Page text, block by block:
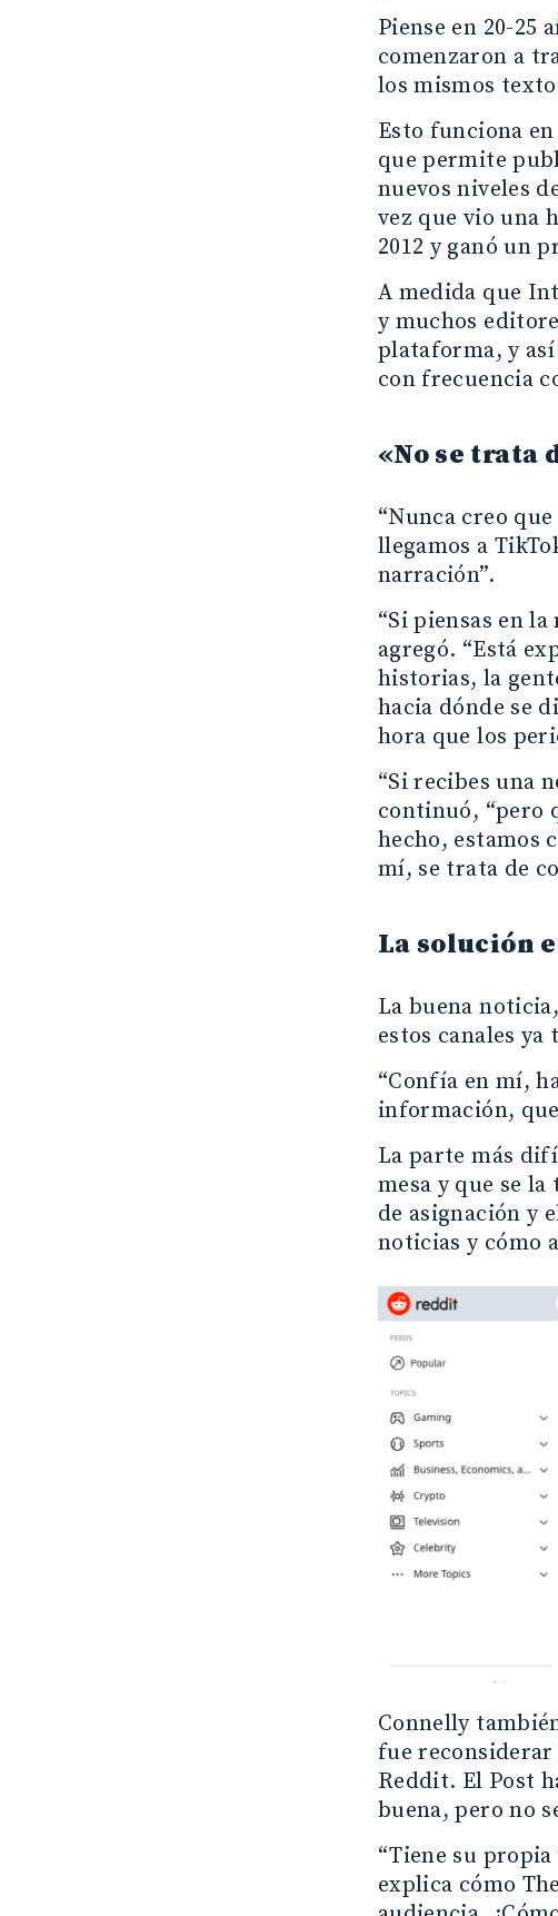
Piense en 20-25
comenzaron a
los mismos
Esto funciona
que permite
nuevos niveles
vez que vio una
2012 y ganó un
A medida que
y muchos
plataforma, y
con frecuencia
«No se trata
“Nunca creo
llegamos a
narración”.
“Si piensas en
agregó. “Está
historias, la
hacia dónde se
hora que los
“Si recibes una
continuó, “pero
hecho, estamos
mí, se trata de
La solución
La buena
estos canales
“Confía en mí,
información,
La parte más
mesa y que se
de asignación y
noticias y cómo
Connelly
fue reconsiderar
Reddit. El Post
buena, pero no
“Tiene su
explica cómo